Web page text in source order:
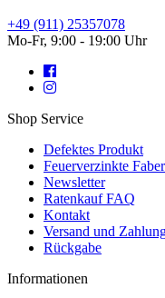
+49 (911) 25357078
Mo-Fr, 9:00 - 19:00 Uhr
Shop Service
Defektes Produkt
Feuerverzinkte
Newsletter
Ratenkauf FAQ
Kontakt
Versand und
Rückgabe
Informationen